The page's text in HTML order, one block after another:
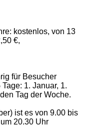
kostenlos, von 13
€,
für Besucher
1. Januar, 1.
Tag der Woche.
ist es von 9.00 bis
20.30 Uhr